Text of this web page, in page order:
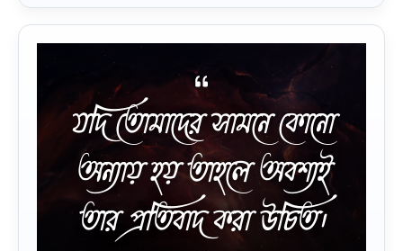
যদি তোমাদের সামনে কোনো
অন্যায় হয় তাহলে অবশ্যই
তার প্রতিবাদ করা উচিত।